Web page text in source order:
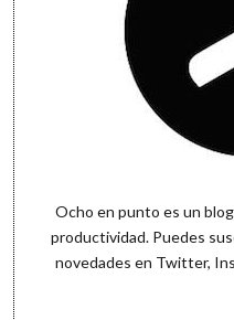
Ocho en punto es un
productividad. Puedes
novedades en Twitter,